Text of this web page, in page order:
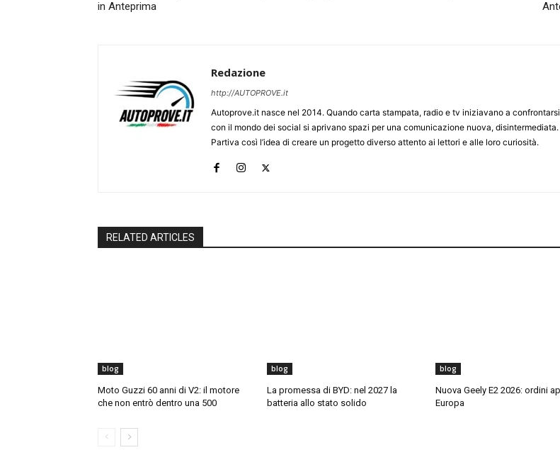
in Anteprima
Redazione
http://AUTOPROVE.it
Autoprove.it nasce nel 2014. Quando carta stampata, radio e tv iniziavano a confrontarsi
con il mondo dei social si aprivano spazi per una comunicazione nuova, disintermediata.
Partiva così l’idea di creare un progetto diverso attento ai lettori e alle loro curiosità.
RELATED ARTICLES
blog
Moto Guzzi 60 anni di V2: il motore
che non entrò dentro una 500
blog
La promessa di BYD: nel 2027 la
batteria allo stato solido
blog
Nuova Geely E2 2026: ordini
Europa